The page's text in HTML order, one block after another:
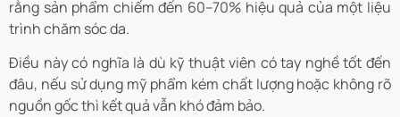
rằng sản phẩm chiếm đến 60–70% hiệu quả của một liệu
trình chăm sóc da.
Điều này có nghĩa là dù kỹ thuật viên có tay nghề tốt đến
đâu, nếu sử dụng mỹ phẩm kém chất lượng hoặc không rõ
nguồn gốc thì kết quả vẫn khó đảm bảo.